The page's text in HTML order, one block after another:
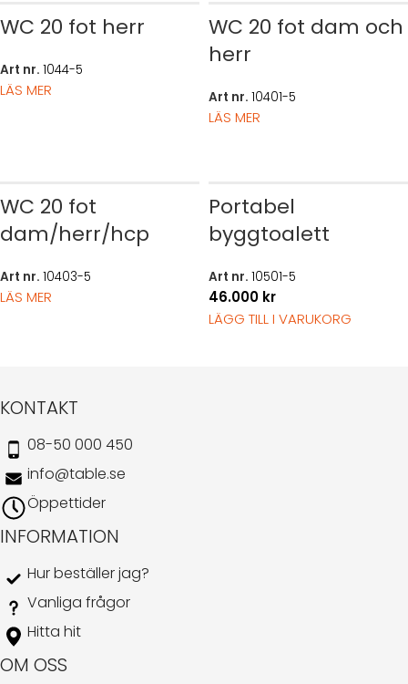
WC 20 fot herr
Art nr. 1044-5
LÄS MER
WC 20 fot dam och
herr
Art nr. 10401-5
LÄS MER
WC 20 fot
dam/herr/hcp
Art nr. 10403-5
LÄS MER
Portabel
byggtoalett
Art nr. 10501-5
46.000 kr
LÄGG TILL I VARUKORG
KONTAKT
08-50 000 450
info@table.se
Öppettider
INFORMATION
Hur beställer jag?
Vanliga frågor
Hitta hit
OM OSS